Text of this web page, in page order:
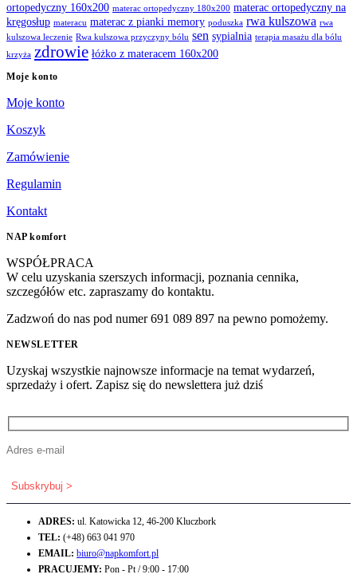
ortopedyczny 160x200 materac ortopedyczny 180x200 materac ortopedyczny na
kręgosłup materacu materac z pianki memory poduszka rwa kulszowa rwa
kulszowa leczenie Rwa kulszowa przyczyny bólu sen sypialnia terapia masażu dla bólu
krzyża zdrowie łóżko z materacem 160x200
Moje konto
Moje konto
Koszyk
Zamówienie
Regulamin
Kontakt
NAP komfort
WSPÓŁPRACA
W celu uzyskania szerszych informacji, poznania cennika,
szczegółów etc. zapraszamy do kontaktu.
Zadzwoń do nas pod numer 691 089 897 na pewno pomożemy.
NEWSLETTER
Uzyskaj wszystkie najnowsze informacje na temat wydarzeń,
sprzedaży i ofert. Zapisz się do newslettera już dziś
ADRES: ul. Katowicka 12, 46-200 Kluczbork
TEL: (+48) 663 041 970
EMAIL: biuro@napkomfort.pl
PRACUJEMY: Pon - Pt / 9:00 - 17:00